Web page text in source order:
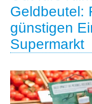
Geldbeutel:
günstigen
Supermarkt